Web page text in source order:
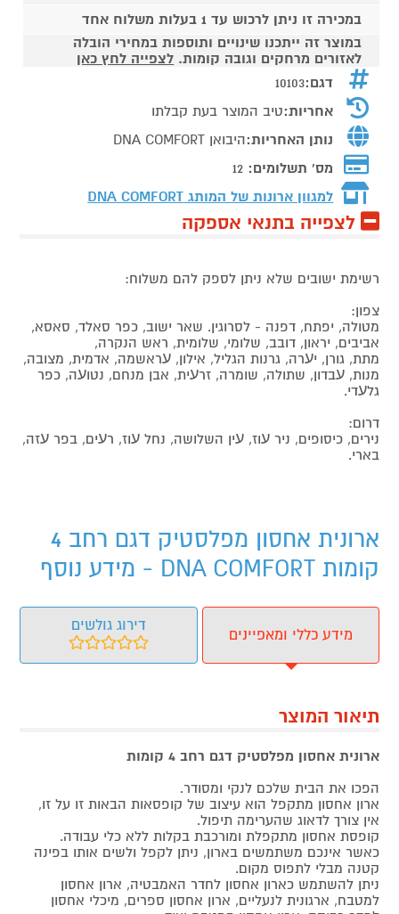
במכירה זו ניתן לרכוש עד 1 בעלות משלוח אחד
במוצר זה ייתכנו שינויים ותוספות במחירי הובלה
לאזורים מרחקים וגובה קומות. לצפייה לחץ כאן
דגם:10103
אחריות:טיב המוצר בעת קבלתו
נותן האחריות:היבואן DNA COMFORT
מס' תשלומים: 12
למגוון ארונות של המותג DNA COMFORT
לצפייה בתנאי אספקה
רשימת ישובים שלא ניתן לספק להם משלוח:
צפון:
מטולה, יפתח, דפנה - לסרוגין. שאר ישוב, כפר סאלד, סאסא,
אביבים, יראון, דובב, שלומי, שלומית, ראש הנקרה,
מתת, גורן, יﬠרה, גרנות הגליל, אילון, ﬠראשמה, אדמית, מצובה,
מנות, ﬠבדון, שתולה, שומרה, זרﬠית, אבן מנחם, נטוﬠה, כפר
גלﬠדי.
דרום:
נירים, כיסופים, ניר ﬠוז, ﬠין השלושה, נחל ﬠוז, רﬠים, בפר ﬠזה,
בארי.
ארונית אחסון מפלסטיק דגם רחב 4
קומות DNA COMFORT - מידע נוסף
מידע כללי ומאפיינים
דירוג גולשים
תיאור המוצר
ארונית אחסון מפלסטיק דגם רחב 4 קומות
הפכו את הבית שלכם לנקי ומסודר.
ארון אחסון מתקפל הוא עיצוב של קופסאות הבאות זו על זו,
אין צורך לדאוג שהערימה תיפול.
קופסת אחסון מתקפלת ומורכבת בקלות ללא כלי עבודה.
כאשר אינכם משתמשים בארון, ניתן לקפל ולשים אותו בפינה
קטנה מבלי לתפוס מקום.
ניתן להשתמש כארון אחסון לחדר האמבטיה, ארון אחסון
למטבח, ארגונית לנעליים, ארון אחסון ספרים, מיכלי אחסון